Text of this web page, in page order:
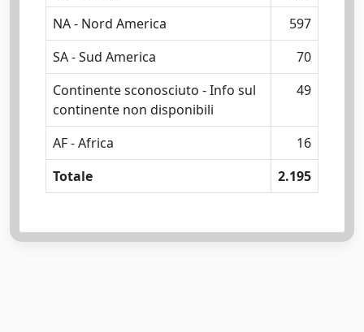
NA - Nord America
597
SA - Sud America
70
Continente sconosciuto - Info sul
continente non disponibili
49
AF - Africa
16
Totale
2.195